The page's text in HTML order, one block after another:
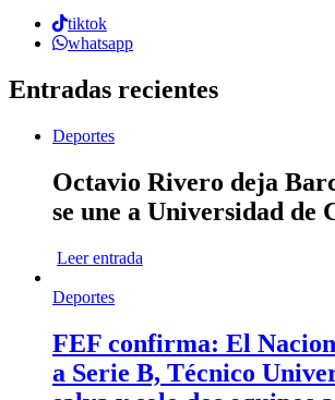
tiktok
whatsapp
Entradas recientes
Deportes
Octavio Rivero deja
se une a Universidad de
Leer entrada
Deportes
FEF confirma: El
a Serie B, Técnico